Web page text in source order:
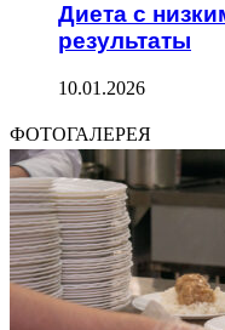
Диета с
результаты
10.01.2026
ФОТОГАЛЕРЕЯ